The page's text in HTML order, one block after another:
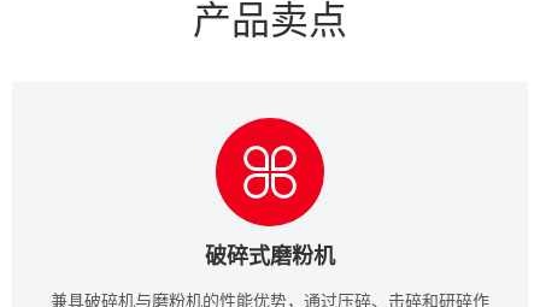
产品卖点
破碎式磨粉机
兼具破碎机与磨粉机的性能优势，通过压碎、击碎和研碎作